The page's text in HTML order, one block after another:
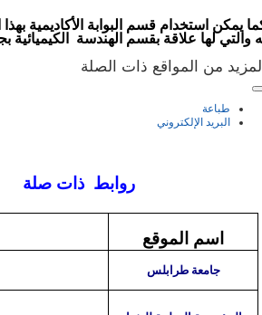
يمكن استخدام قسم البوابة الأكاديمية
والتي لها علاقة بقسم الهندسة الكيميائية
المزيد من المواقع ذات الصلة
طباعة
البريد الإلكتروني
روابط ذات صلة
اسم الموقع
جامعة طرابلس